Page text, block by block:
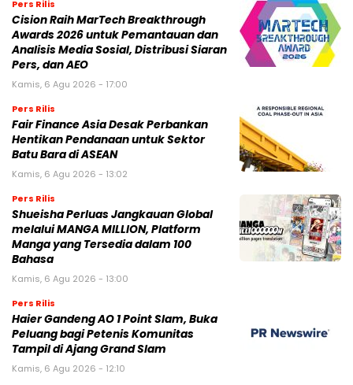
Pers Rilis
Cision Raih MarTech Breakthrough
Awards 2026 untuk Pemantauan dan
Analisis Media Sosial, Distribusi Siaran
Pers, dan AEO
Kamis, 6 Agu 2026 - 17:00
Pers Rilis
Fair Finance Asia Desak Perbankan
Hentikan Pendanaan untuk Sektor
Batu Bara di ASEAN
Kamis, 6 Agu 2026 - 13:02
Pers Rilis
Shueisha Perluas Jangkauan Global
melalui MANGA MILLION, Platform
Manga yang Tersedia dalam 100
Bahasa
Kamis, 6 Agu 2026 - 13:00
Pers Rilis
Haier Gandeng AO 1 Point Slam, Buka
Peluang bagi Petenis Komunitas
Tampil di Ajang Grand Slam
Kamis, 6 Agu 2026 - 12:10